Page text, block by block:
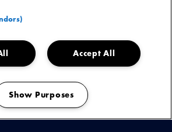
liefde voor rocksongs met goede hooks waarbij
in hand gaan.
zevende officiële studio album en verschijnt bij
Labeltje. Een nieuwe plaat betekent natuurlijk
grote Nederlandse clubs waarna ook andere
staan.
Accept All
Show Purposes